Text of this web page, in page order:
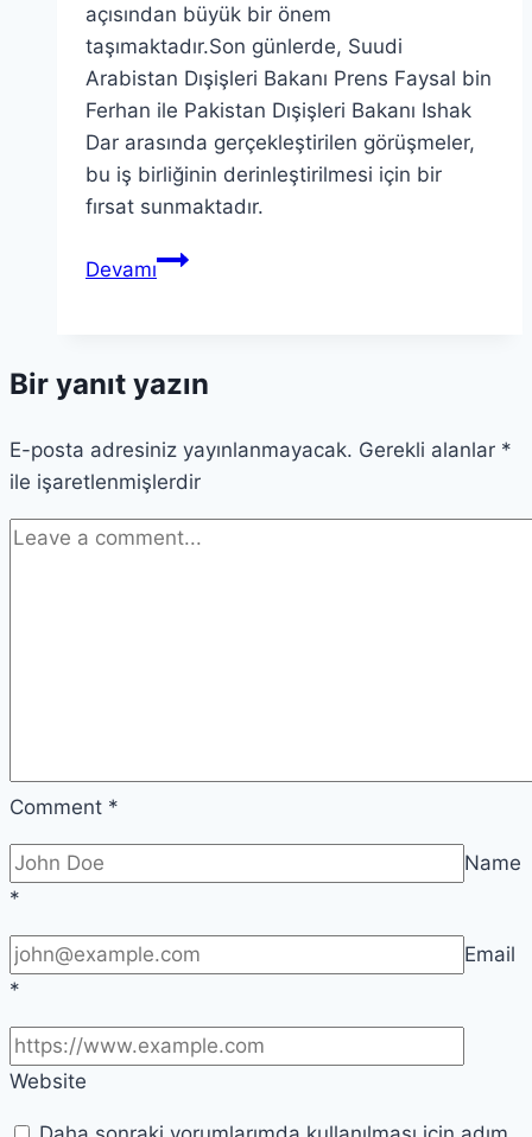
açısından büyük bir önem
taşımaktadır.Son günlerde, Suudi
Arabistan Dışişleri Bakanı Prens Faysal bin
Ferhan ile Pakistan Dışişleri Bakanı Ishak
Dar arasında gerçekleştirilen görüşmeler,
bu iş birliğinin derinleştirilmesi için bir
fırsat sunmaktadır.
DevamıSuudi
Olanakları
Bir yanıt yazın
E-posta adresiniz yayınlanmayacak. Gerekli alanlar *
ile işaretlenmişlerdir
Comment *
Name
*
Email
*
Website